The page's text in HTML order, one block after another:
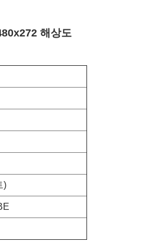
해상도
)